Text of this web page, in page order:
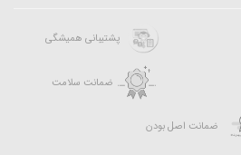
پشتیبانی همیشگی
ضمانت سلامت
ضمانت اصل بودن